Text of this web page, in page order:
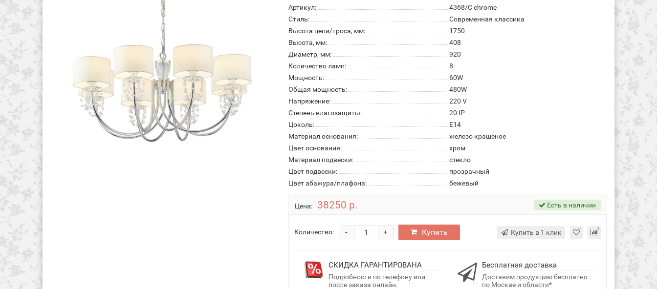
Артикул:
4368/C chrome
Стиль:
Современная классика
Высота цепи/троса, мм:
1750
Высота, мм:
408
Диаметр, мм:
920
Количество ламп:
8
Мощность:
60W
Общая мощность:
480W
Напряжение:
220 V
Степень влагозащиты:
20 IP
Цоколь:
E14
Материал основания:
железо крашеное
Цвет основания:
хром
Материал подвески:
стекло
Цвет подвески:
прозрачный
Цвет абажура/плафона:
бежевый
Цена: 38250 р. Есть в наличии
Количество: +
- Купить Купить в 1 клик
СКИДКА ГАРАНТИРОВАНА
Подробности по телефону или
после заказа онлайн.
Бесплатная доставка
Доставим продукцию бесплатно
по Москве и области*